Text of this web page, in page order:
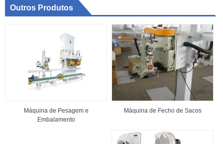
Outros Produtos
Máquina de Pesagem e
Embalamento
Máquina de Fecho de Sacos